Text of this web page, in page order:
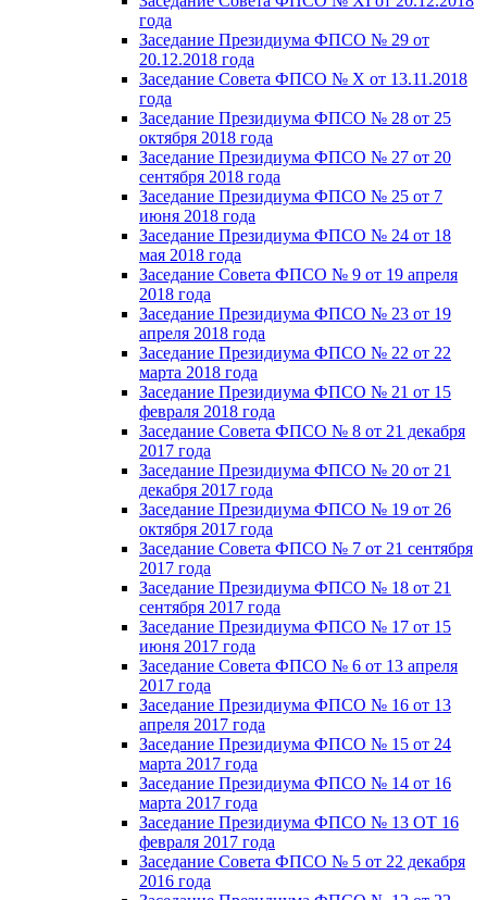
года
Заседание Президиума ФПСО № 29 от
20.12.2018 года
Заседание Совета ФПСО № X от 13.11.2018
года
Заседание Президиума ФПСО № 28 от 25
октября 2018 года
Заседание Президиума ФПСО № 27 от 20
сентября 2018 года
Заседание Президиума ФПСО № 25 от 7
июня 2018 года
Заседание Президиума ФПСО № 24 от 18
мая 2018 года
Заседание Совета ФПСО № 9 от 19 апреля
2018 года
Заседание Президиума ФПСО № 23 от 19
апреля 2018 года
Заседание Президиума ФПСО № 22 от 22
марта 2018 года
Заседание Президиума ФПСО № 21 от 15
февраля 2018 года
Заседание Совета ФПСО № 8 от 21 декабря
2017 года
Заседание Президиума ФПСО № 20 от 21
декабря 2017 года
Заседание Президиума ФПСО № 19 от 26
октября 2017 года
Заседание Совета ФПСО № 7 от 21 сентября
2017 года
Заседание Президиума ФПСО № 18 от 21
сентября 2017 года
Заседание Президиума ФПСО № 17 от 15
июня 2017 года
Заседание Совета ФПСО № 6 от 13 апреля
2017 года
Заседание Президиума ФПСО № 16 от 13
апреля 2017 года
Заседание Президиума ФПСО № 15 от 24
марта 2017 года
Заседание Президиума ФПСО № 14 от 16
марта 2017 года
Заседание Президиума ФПСО № 13 ОТ 16
февраля 2017 года
Заседание Совета ФПСО № 5 от 22 декабря
2016 года